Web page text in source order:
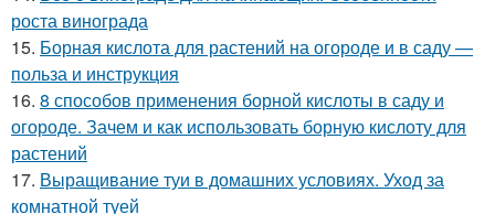
роста винограда
15. Борная кислота для растений на огороде и в саду —
польза и инструкция
16. 8 способов применения борной кислоты в саду и
огороде. Зачем и как использовать борную кислоту для
растений
17. Выращивание туи в домашних условиях. Уход за
комнатной туей